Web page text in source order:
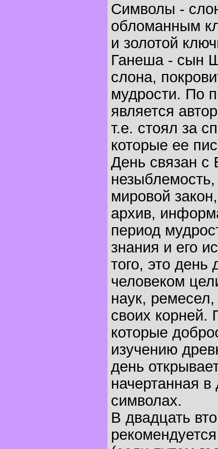
Символы -
обломанным
и золотой
Ганеша - сын
слона,
мудрости. По
является
т.е. стоял за
которые ее
День связан с
незыблемость,
мировой
архив,
период
знания и его
того, это день
человеком
наук,
своих
которые
изучению
день
начертанная
символах.
В двадцать